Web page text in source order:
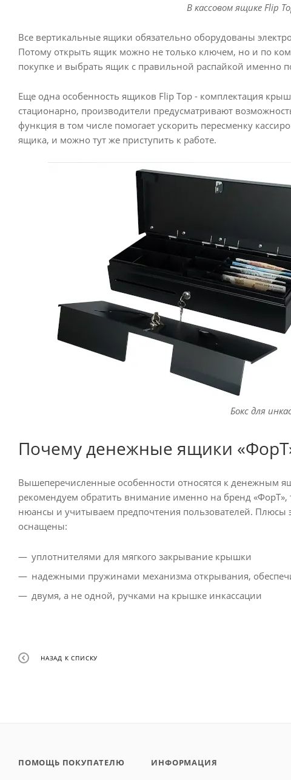
В кассовом ящике Flip
Все вертикальные ящики обязательно оборудованы
Потому открыть ящик можно не только ключем, но и по
покупке и выбрать ящик с правильной распайкой именно
Еще одна особенность ящиков Flip Top - комплектация
стационарно, производители предусматривают
функция в том числе помогает ускорить пересменку
ящика, и можно тут же приступить к работе.
Бокс для
Почему денежные ящики
Вышеперечисленные особенности относятся к денежным
рекомендуем обратить внимание именно на бренд
нюансы и учитываем предпочтения пользователей.
оснащены:
уплотнителями для мягкого закрывание крышки
надежными пружинами механизма открывания,
двумя, а не одной, ручками на крышке инкассации
НАЗАД К СПИСКУ
ПОМОЩЬ ПОКУПАТЕЛЮ ИНФОРМАЦИЯ